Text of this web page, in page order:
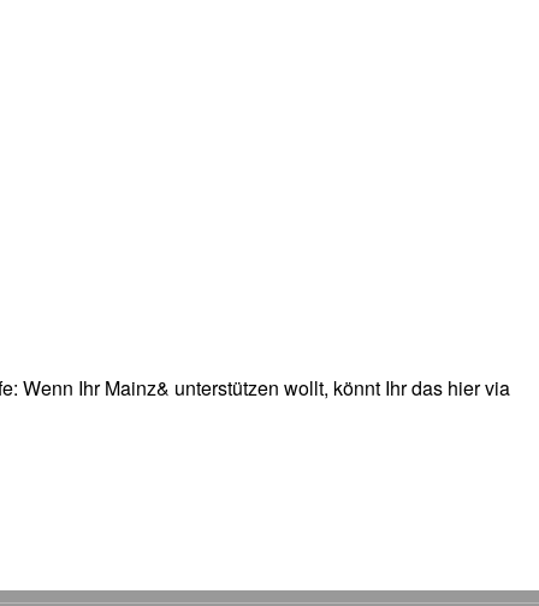
Wenn Ihr Mainz& unterstützen wollt, könnt Ihr das hier via